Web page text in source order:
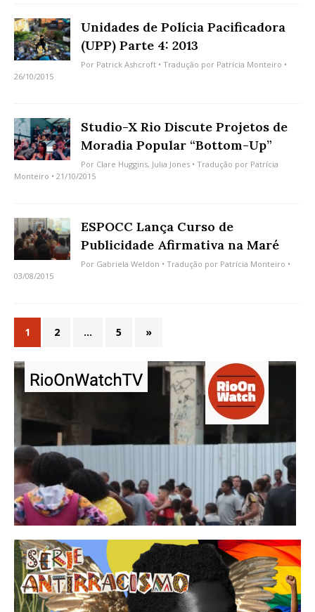
Unidades de Polícia Pacificadora
(UPP) Parte 4: 2013
Por Patrick Ashcroft • Tradução por Patrícia Monteiro •
26/10/2015
Studio-X Rio Discute Projetos de
Moradia Popular “Bottom-Up”
Por Clare Huggins, Julia Jones • Tradução por Patrícia
Monteiro • 21/10/2015
ESPOCC Lança Curso de
Publicidade Afirmativa na Maré
Por Gabriela Weldon • Tradução por Patrícia Monteiro •
03/08/2015
1 2 … 5 »